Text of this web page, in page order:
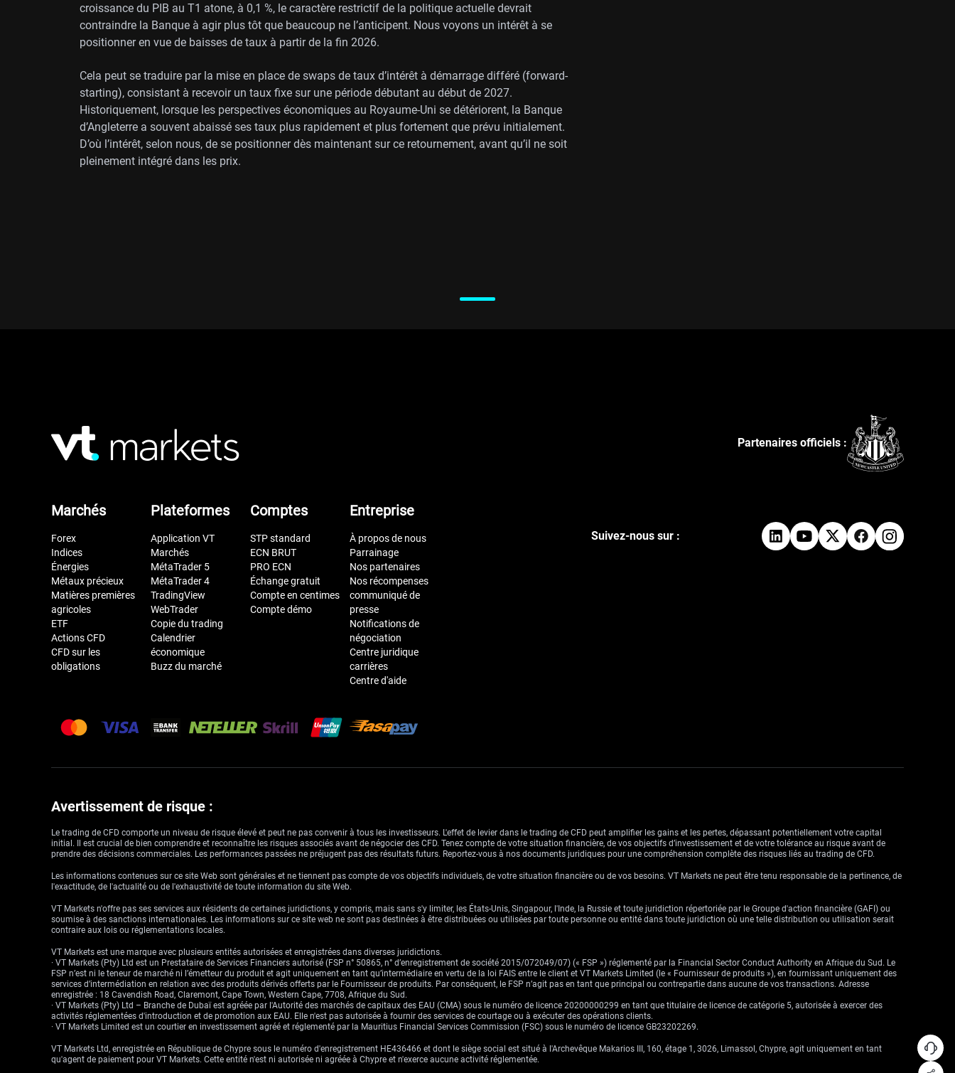
croissance du PIB au T1 atone, à 0,1 %, le caractère restrictif de la politique actuelle devrait
contraindre la Banque à agir plus tôt que beaucoup ne l’anticipent. Nous voyons un intérêt à se
positionner en vue de baisses de taux à partir de la fin 2026.
Cela peut se traduire par la mise en place de swaps de taux d’intérêt à démarrage différé (forward-
starting), consistant à recevoir un taux fixe sur une période débutant au début de 2027.
Historiquement, lorsque les perspectives économiques au Royaume-Uni se détériorent, la Banque
d’Angleterre a souvent abaissé ses taux plus rapidement et plus fortement que prévu initialement.
D’où l’intérêt, selon nous, de se positionner dès maintenant sur ce retournement, avant qu’il ne soit
pleinement intégré dans les prix.
Partenaires officiels :
Marchés
Forex
Indices
Énergies
Métaux précieux
Matières premières
agricoles
ETF
Actions CFD
CFD sur les
obligations
Plateformes
Application VT
Marchés
MétaTrader 5
MétaTrader 4
TradingView
WebTrader
Copie du trading
Calendrier
économique
Buzz du marché
Comptes
STP standard
ECN BRUT
PRO ECN
Échange gratuit
Compte en centimes
Compte démo
Entreprise
À propos de nous
Parrainage
Nos partenaires
Nos récompenses
communiqué de
presse
Notifications de
négociation
Centre juridique
carrières
Centre d'aide
Suivez-nous sur :
Avertissement de risque :
Le trading de CFD comporte un niveau de risque élevé et peut ne pas convenir à tous les investisseurs. L'effet de levier dans le trading de CFD peut amplifier les gains et les pertes, dépassant potentiellement votre capital
initial. Il est crucial de bien comprendre et reconnaître les risques associés avant de négocier des CFD. Tenez compte de votre situation financière, de vos objectifs d’investissement et de votre tolérance au risque avant de
prendre des décisions commerciales. Les performances passées ne préjugent pas des résultats futurs. Reportez-vous à nos documents juridiques pour une compréhension complète des risques liés au trading de CFD.
Les informations contenues sur ce site Web sont générales et ne tiennent pas compte de vos objectifs individuels, de votre situation financière ou de vos besoins. VT Markets ne peut être tenu responsable de la pertinence, de
l'exactitude, de l'actualité ou de l'exhaustivité de toute information du site Web.
VT Markets n'offre pas ses services aux résidents de certaines juridictions, y compris, mais sans s'y limiter, les États-Unis, Singapour, l'Inde, la Russie et toute juridiction répertoriée par le Groupe d'action financière (GAFI) ou
soumise à des sanctions internationales. Les informations sur ce site web ne sont pas destinées à être distribuées ou utilisées par toute personne ou entité dans toute juridiction où une telle distribution ou utilisation serait
contraire aux lois ou réglementations locales.
VT Markets est une marque avec plusieurs entités autorisées et enregistrées dans diverses juridictions.
· VT Markets (Pty) Ltd est un Prestataire de Services Financiers autorisé (FSP n° 50865, n° d’enregistrement de société 2015/072049/07) (« FSP ») réglementé par la Financial Sector Conduct Authority en Afrique du Sud. Le
FSP n’est ni le teneur de marché ni l’émetteur du produit et agit uniquement en tant qu’intermédiaire en vertu de la loi FAIS entre le client et VT Markets Limited (le « Fournisseur de produits »), en fournissant uniquement des
services d’intermédiation en relation avec des produits dérivés offerts par le Fournisseur de produits. Par conséquent, le FSP n’agit pas en tant que principal ou contrepartie dans aucune de vos transactions. Adresse
enregistrée : 18 Cavendish Road, Claremont, Cape Town, Western Cape, 7708, Afrique du Sud.
· VT Markets (Pty) Ltd – Branche de Dubaï est agréée par l'Autorité des marchés de capitaux des EAU (CMA) sous le numéro de licence 20200000299 en tant que titulaire de licence de catégorie 5, autorisée à exercer des
activités réglementées d'introduction et de promotion aux EAU. Elle n'est pas autorisée à fournir des services de courtage ou à exécuter des opérations clients.
· VT Markets Limited est un courtier en investissement agréé et réglementé par la Mauritius Financial Services Commission (FSC) sous le numéro de licence GB23202269.
VT Markets Ltd, enregistrée en République de Chypre sous le numéro d'enregistrement HE436466 et dont le siège social est situé à l'Archevêque Makarios III, 160, étage 1, 3026, Limassol, Chypre, agit uniquement en tant
qu'agent de paiement pour VT Markets. Cette entité n'est ni autorisée ni agréée à Chypre et n'exerce aucune activité réglementée.